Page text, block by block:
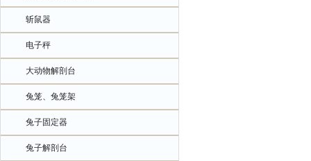
斩鼠器
电子秤
大动物解剖台
兔笼、兔笼架
兔子固定器
兔子解剖台